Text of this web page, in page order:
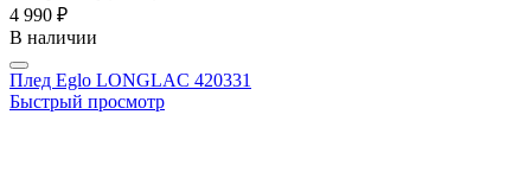
4 990 ₽
В наличии
Плед Eglo LONGLAC 420331
Быстрый просмотр